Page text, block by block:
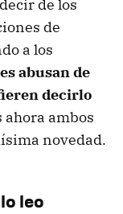
de los
de
a los
abusan de
decirlo
ahora ambos
novedad.
leo